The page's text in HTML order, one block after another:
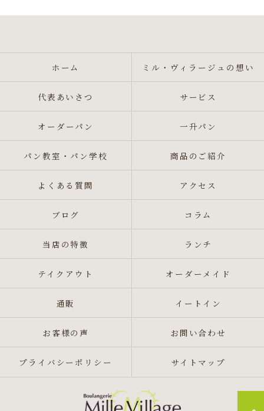
ホーム ミル・ヴィラージュの想い
代表あいさつ サービス
オーダーパン 一升パン
パン教室・パン学校 商品のご紹介
よくある質問 アクセス
ブログ コラム
当店の特徴 ランチ
テイクアウト オーダーメイド
通販 イートイン
お客様の声 お問い合わせ
プライバシーポリシー サイトマップ